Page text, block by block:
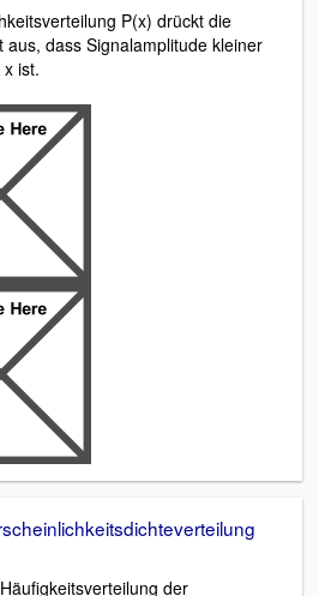
P(x) drückt die
aus, dass Signalamplitude kleiner
ist.
der